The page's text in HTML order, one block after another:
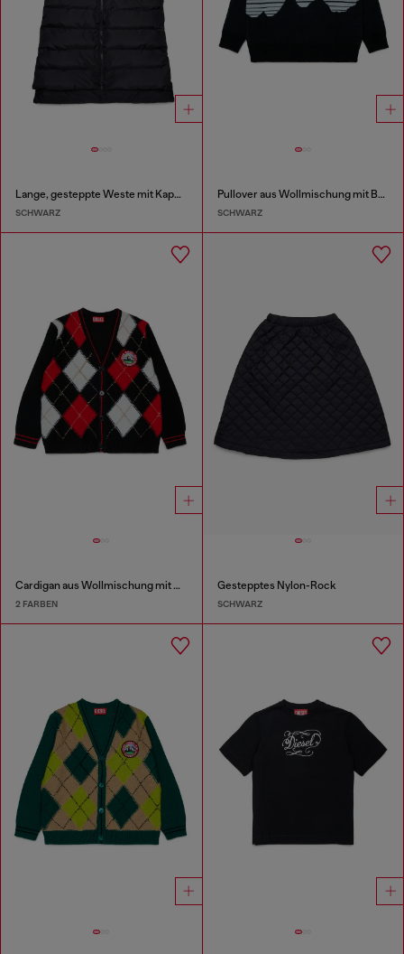
Lange, gesteppte Weste mit Kapuze
SCHWARZ
Pullover aus Wollmischung mit Bergmotiv
SCHWARZ
Cardigan aus Wollmischung mit Argyle-Muster
2 FARBEN
Gestepptes Nylon-Rock
SCHWARZ